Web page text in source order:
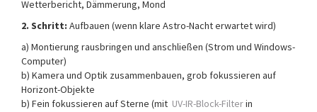
Wetterbericht, Dämmerung, Mond
2. Schritt: Aufbauen (wenn klare Astro-Nacht erwartet wird)
a) Montierung rausbringen und anschließen (Strom und Windows-
Computer)
b) Kamera und Optik zusammenbauen, grob fokussieren auf
Horizont-Objekte
b) Fein fokussieren auf Sterne (mit UV-IR-Block-Filterin